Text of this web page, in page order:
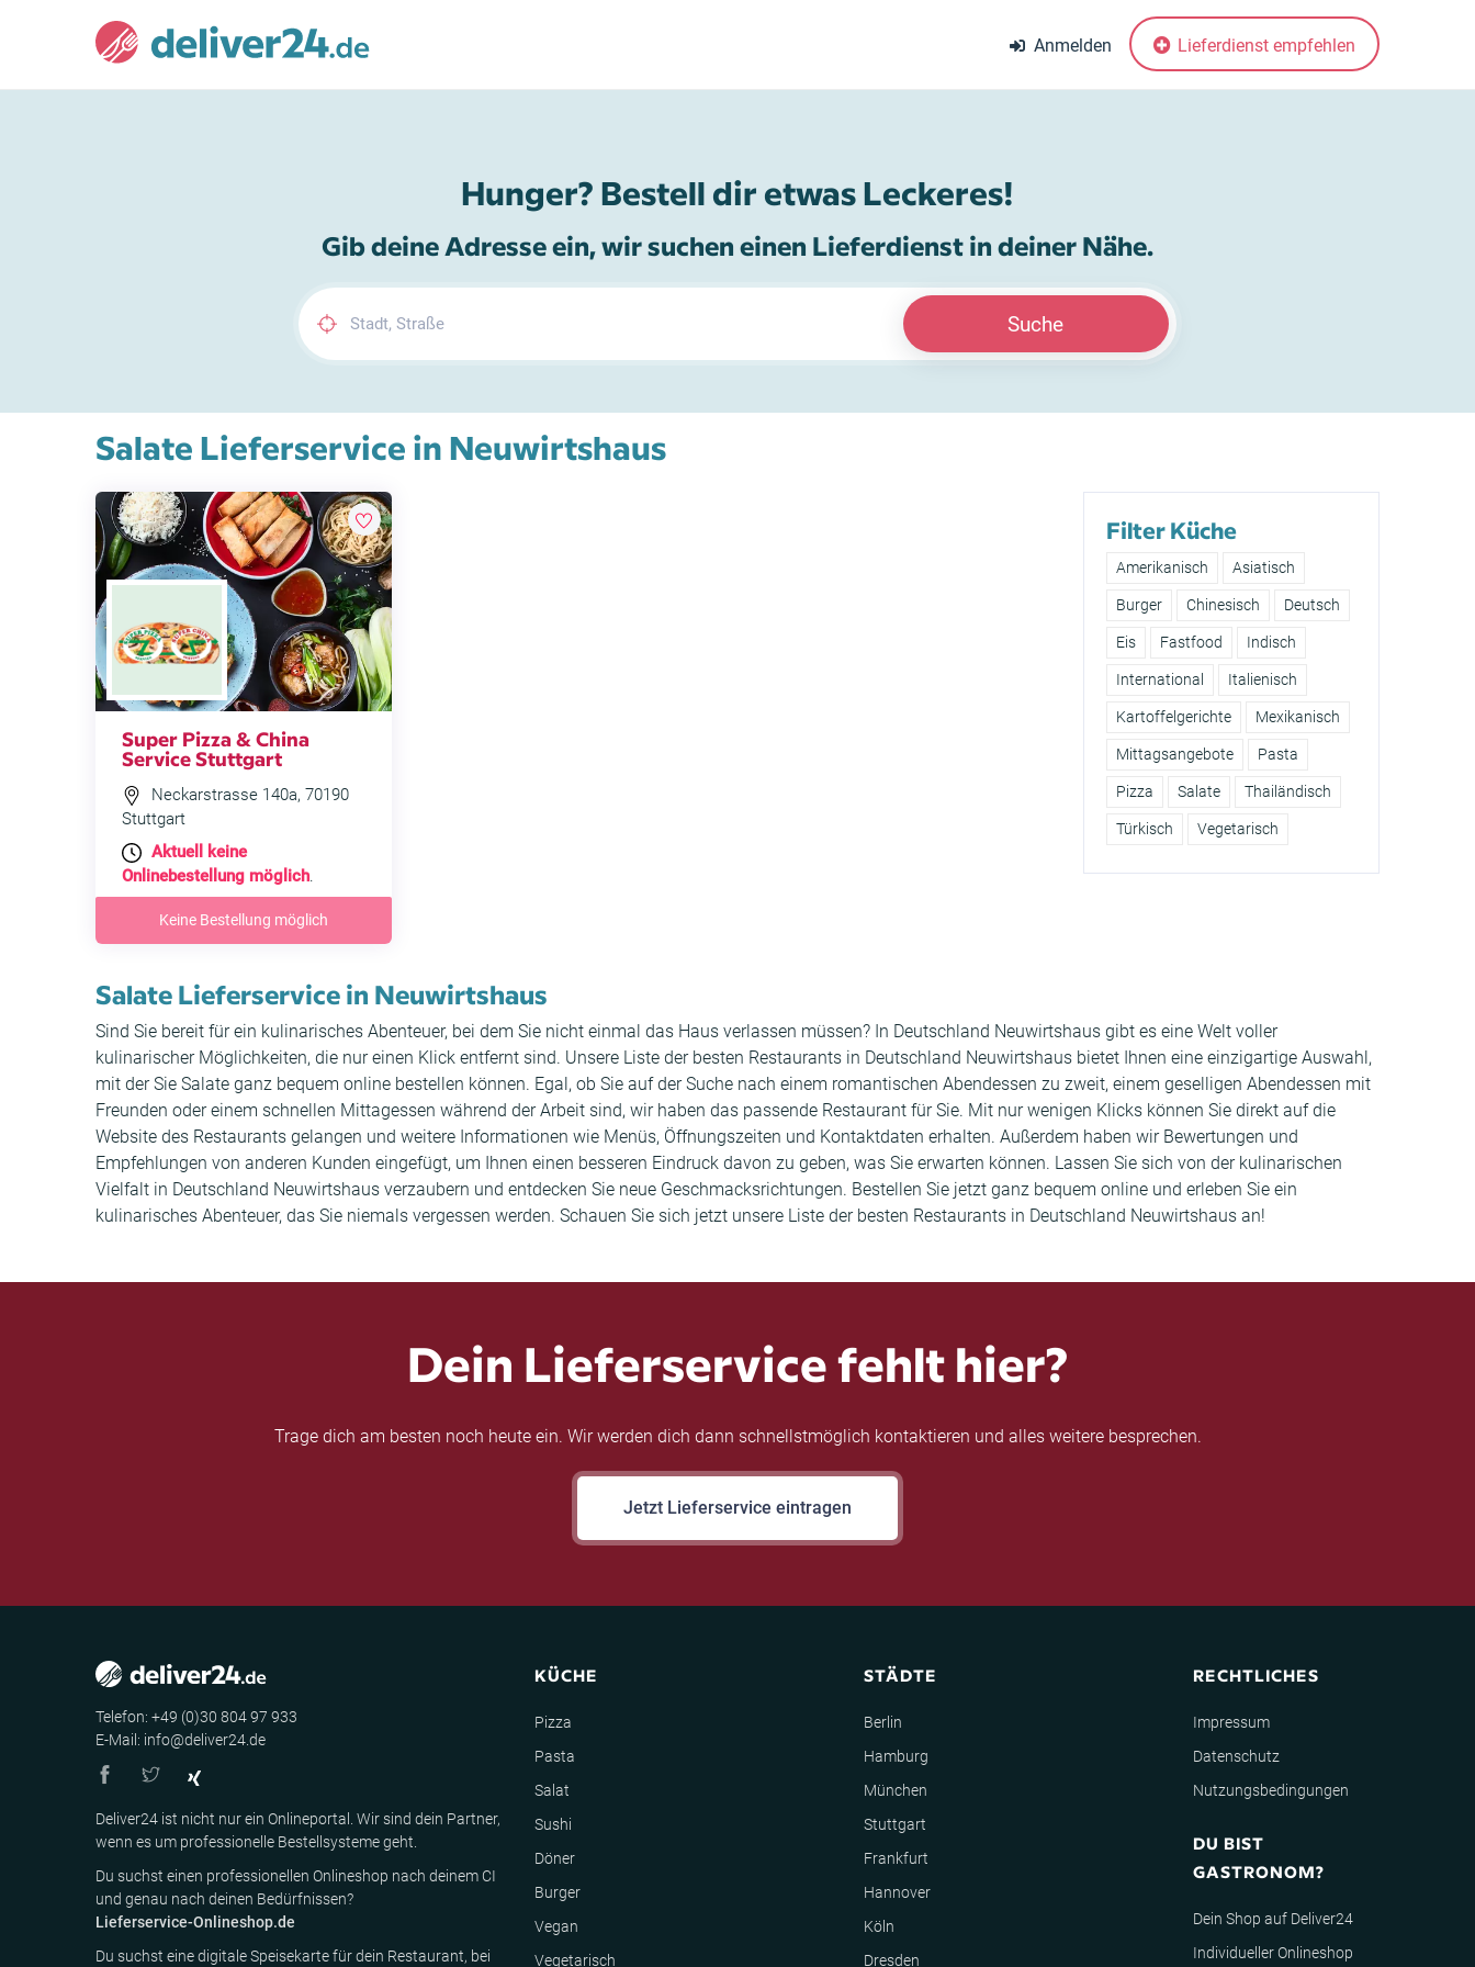
Anmelden Lieferdienst empfehlen
Hunger? Bestell dir etwas Leckeres!
Gib deine Adresse ein, wir suchen einen Lieferdienst in deiner Nähe.
Suche
Salate Lieferservice in Neuwirtshaus
Super Pizza & China
Service Stuttgart
Neckarstrasse 140a, 70190
Stuttgart
Aktuell keine
Onlinebestellung möglich.
Keine Bestellung möglich
Filter Küche
Amerikanisch Asiatisch
Burger Chinesisch Deutsch
Eis Fastfood Indisch
International Italienisch
Kartoffelgerichte Mexikanisch
Mittagsangebote Pasta
Pizza Salate Thailändisch
Türkisch Vegetarisch
Salate Lieferservice in Neuwirtshaus
Sind Sie bereit für ein kulinarisches Abenteuer, bei dem Sie nicht einmal das Haus verlassen müssen? In Deutschland Neuwirtshaus gibt es eine Welt voller
kulinarischer Möglichkeiten, die nur einen Klick entfernt sind. Unsere Liste der besten Restaurants in Deutschland Neuwirtshaus bietet Ihnen eine einzigartige Auswahl,
mit der Sie Salate ganz bequem online bestellen können. Egal, ob Sie auf der Suche nach einem romantischen Abendessen zu zweit, einem geselligen Abendessen mit
Freunden oder einem schnellen Mittagessen während der Arbeit sind, wir haben das passende Restaurant für Sie. Mit nur wenigen Klicks können Sie direkt auf die
Website des Restaurants gelangen und weitere Informationen wie Menüs, Öffnungszeiten und Kontaktdaten erhalten. Außerdem haben wir Bewertungen und
Empfehlungen von anderen Kunden eingefügt, um Ihnen einen besseren Eindruck davon zu geben, was Sie erwarten können. Lassen Sie sich von der kulinarischen
Vielfalt in Deutschland Neuwirtshaus verzaubern und entdecken Sie neue Geschmacksrichtungen. Bestellen Sie jetzt ganz bequem online und erleben Sie ein
kulinarisches Abenteuer, das Sie niemals vergessen werden. Schauen Sie sich jetzt unsere Liste der besten Restaurants in Deutschland Neuwirtshaus an!
Dein Lieferservice fehlt hier?
Trage dich am besten noch heute ein. Wir werden dich dann schnellstmöglich kontaktieren und alles weitere besprechen.
Jetzt Lieferservice eintragen
Telefon: +49 (0)30 804 97 933
E-Mail: info@deliver24.de
Deliver24 ist nicht nur ein Onlineportal. Wir sind dein Partner,
wenn es um professionelle Bestellsysteme geht.
Du suchst einen professionellen Onlineshop nach deinem CI
und genau nach deinen Bedürfnissen?
Lieferservice-Onlineshop.de
Du suchst eine digitale Speisekarte für dein Restaurant, bei
KÜCHE
Pizza
Pasta
Salat
Sushi
Döner
Burger
Vegan
Vegetarisch
STÄDTE
Berlin
Hamburg
München
Stuttgart
Frankfurt
Hannover
Köln
Dresden
RECHTLICHES
Impressum
Datenschutz
Nutzungsbedingungen
DU BIST
GASTRONOM?
Dein Shop auf Deliver24
Individueller Onlineshop